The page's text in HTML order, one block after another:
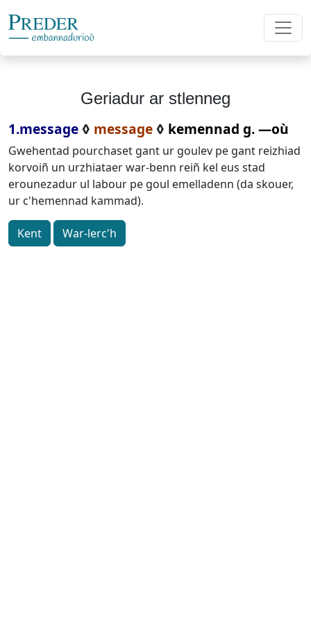
Geriadur ar stlenneg
1.message ◊ message ◊ kemennad g. ―où
Gwehentad pourchaset gant ur goulev pe gant reizhiad
korvoiñ un urzhiataer war-benn reiñ kel eus stad
erounezadur ul labour pe goul emelladenn (da skouer,
ur c'hemennad kammad).
Kent War-lerc'h